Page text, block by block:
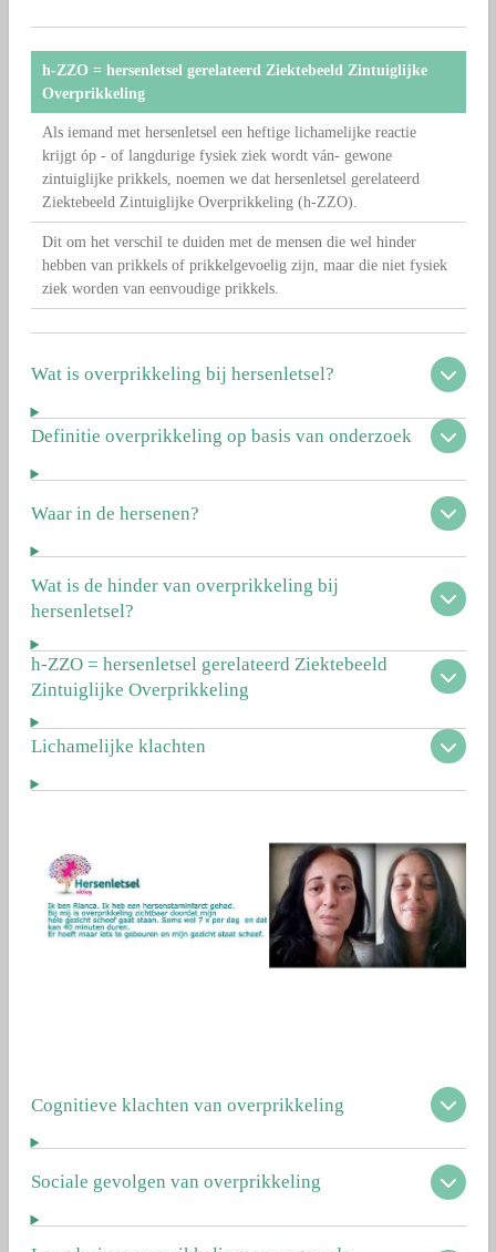
h-ZZO = hersenletsel gerelateerd Ziektebeeld Zintuiglijke
Overprikkeling
Als iemand met hersenletsel een heftige lichamelijke reactie
krijgt óp - of langdurige fysiek ziek wordt ván- gewone
zintuiglijke prikkels, noemen we dat hersenletsel gerelateerd
Ziektebeeld Zintuiglijke Overprikkeling (h-ZZO).
Dit om het verschil te duiden met de mensen die wel hinder
hebben van prikkels of prikkelgevoelig zijn, maar die niet fysiek
ziek worden van eenvoudige prikkels.
Wat is overprikkeling bij hersenletsel?
Definitie overprikkeling op basis van onderzoek
Waar in de hersenen?
Wat is de hinder van overprikkeling bij
hersenletsel?
h-ZZO = hersenletsel gerelateerd Ziektebeeld
Zintuiglijke Overprikkeling
Lichamelijke klachten
Cognitieve klachten van overprikkeling
Sociale gevolgen van overprikkeling